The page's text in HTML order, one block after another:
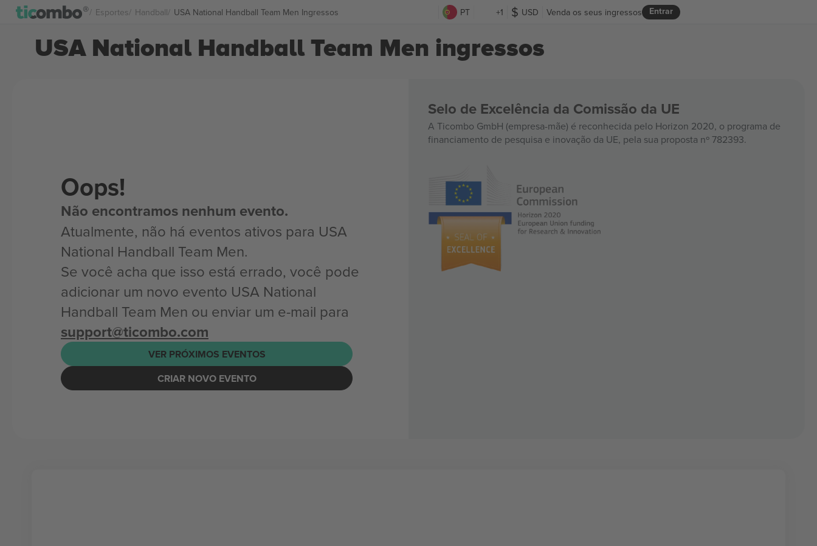
Esportes Handball USA National Handball Team Men Ingressos PT +1 USD Entrar
Venda os seus ingressos
USA National Handball Team Men ingressos
Oops!
Não encontramos nenhum evento.
Atualmente, não há eventos ativos para USA
National Handball Team Men.
Se você acha que isso está errado, você pode
adicionar um novo evento USA National
Handball Team Men ou enviar um e-mail para
support@ticombo.com
VER PRÓXIMOS EVENTOS
CRIAR NOVO EVENTO
Selo de Excelência da Comissão da UE
A Ticombo GmbH (empresa-mãe) é reconhecida pelo Horizon 2020, o programa de
financiamento de pesquisa e inovação da UE, pela sua proposta nº 782393.